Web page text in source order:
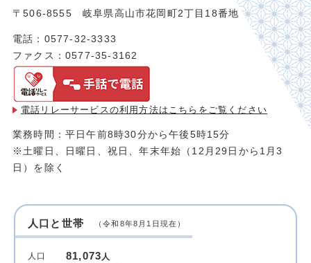
〒506-8555 岐阜県高山市花岡町2丁目18番地
電話：0577-32-3333
ファクス：0577-35-3162
電話リレーサービスの利用方法は こちらをご覧ください
業務時間：平日午前8時30分から午後5時15分
※土曜日、日曜日、祝日、年末年始（12月29日から1月3
日）を除く
人口と世帯 （令和8年8月1日現在）
人口 81,073人